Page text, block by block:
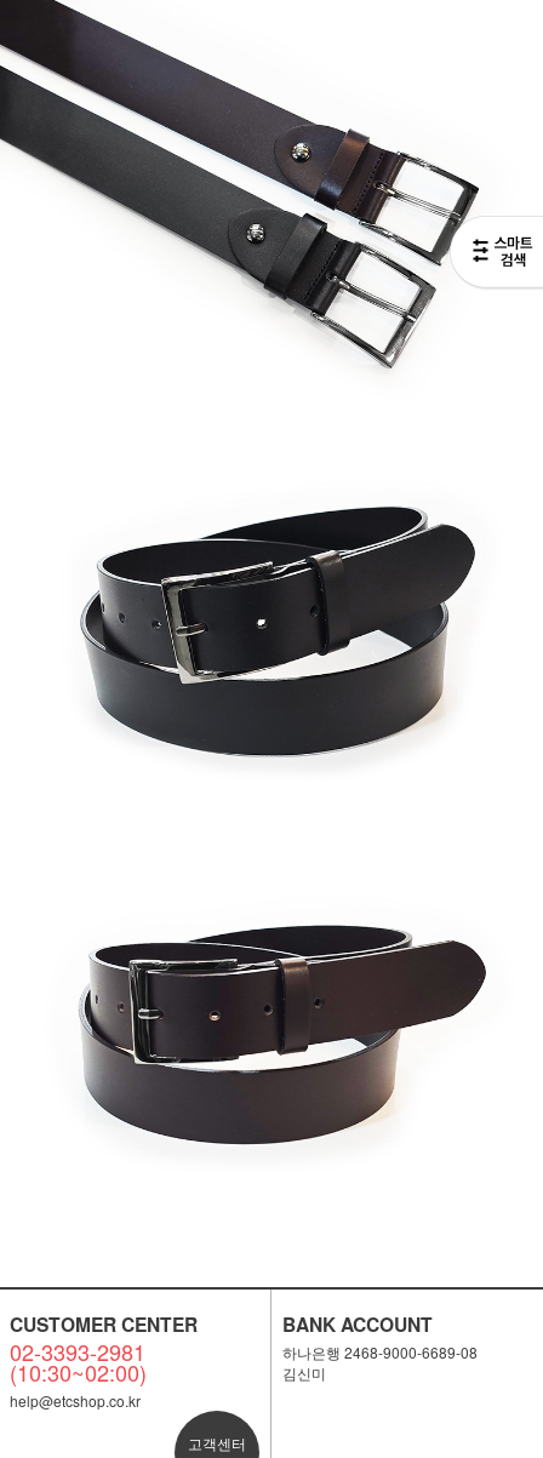
CUSTOMER CENTER
02-3393-2981
(10:30~02:00)
help@etcshop.co.kr
고객센터
BANK ACCOUNT
하나은행 2468-9000-6689-08
김신미